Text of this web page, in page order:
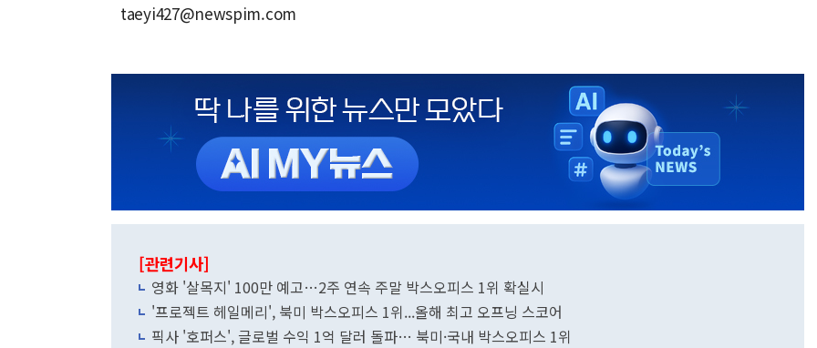
taeyi427@newspim.com
[관련기사]
영화 '살목지' 100만 예고…2주 연속 주말 박스오피스 1위 확실시
'프로젝트 헤일메리', 북미 박스오피스 1위...올해 최고 오프닝 스코어
픽사 '호퍼스', 글로벌 수익 1억 달러 돌파… 북미·국내 박스오피스 1위